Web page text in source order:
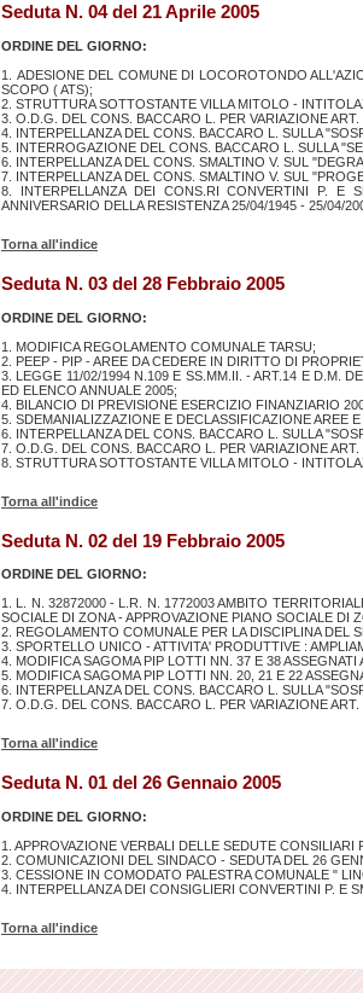
Seduta N. 04 del 21 Aprile 2005
ORDINE DEL GIORNO:
1. ADESIONE DEL COMUNE DI LOCOROTONDO
SCOPO ( ATS);
2. STRUTTURA SOTTOSTANTE VILLA MITOLO -
3. O.D.G. DEL CONS. BACCARO L. PER VARIAZIONE
4. INTERPELLANZA DEL CONS. BACCARO L. SULLA
5. INTERROGAZIONE DEL CONS. BACCARO L. SULLA
6. INTERPELLANZA DEL CONS. SMALTINO V. SUL
7. INTERPELLANZA DEL CONS. SMALTINO V. SUL
8. INTERPELLANZA DEI CONS.RI CONVERTINI P. E
ANNIVERSARIO DELLA RESISTENZA 25/04/1945 - 25/04/
Torna all'indice
Seduta N. 03 del 28 Febbraio 2005
ORDINE DEL GIORNO:
1. MODIFICA REGOLAMENTO COMUNALE TARSU;
2. PEEP - PIP - AREE DA CEDERE IN DIRITTO DI
3. LEGGE 11/02/1994 N.109 E SS.MM.II. - ART.14 E D.M.
ED ELENCO ANNUALE 2005;
4. BILANCIO DI PREVISIONE ESERCIZIO FINANZIARIO
5. SDEMANIALIZZAZIONE E DECLASSIFICAZIONE AREE
6. INTERPELLANZA DEL CONS. BACCARO L. SULLA
7. O.D.G. DEL CONS. BACCARO L. PER VARIAZIONE
8. STRUTTURA SOTTOSTANTE VILLA MITOLO -
Torna all'indice
Seduta N. 02 del 19 Febbraio 2005
ORDINE DEL GIORNO:
1. L. N. 32872000 - L.R. N. 1772003 AMBITO
SOCIALE DI ZONA - APPROVAZIONE PIANO SOCIALE
2. REGOLAMENTO COMUNALE PER LA DISCIPLINA DEL
3. SPORTELLO UNICO - ATTIVITA' PRODUTTIVE :
4. MODIFICA SAGOMA PIP LOTTI NN. 37 E 38 ASSEGNATI
5. MODIFICA SAGOMA PIP LOTTI NN. 20, 21 E 22
6. INTERPELLANZA DEL CONS. BACCARO L. SULLA
7. O.D.G. DEL CONS. BACCARO L. PER VARIAZIONE
Torna all'indice
Seduta N. 01 del 26 Gennaio 2005
ORDINE DEL GIORNO:
1. APPROVAZIONE VERBALI DELLE SEDUTE CONSILIARI
2. COMUNICAZIONI DEL SINDACO - SEDUTA DEL 26
3. CESSIONE IN COMODATO PALESTRA COMUNALE "
4. INTERPELLANZA DEI CONSIGLIERI CONVERTINI P. E
Torna all'indice